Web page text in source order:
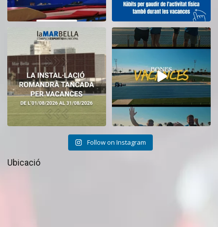
El CEM La Mar Bella romandrà
tancat durant el...
11
Tanquem una nova temporada al
CEM La Mar Bella. ...
Follow on Instagram
Ubicació